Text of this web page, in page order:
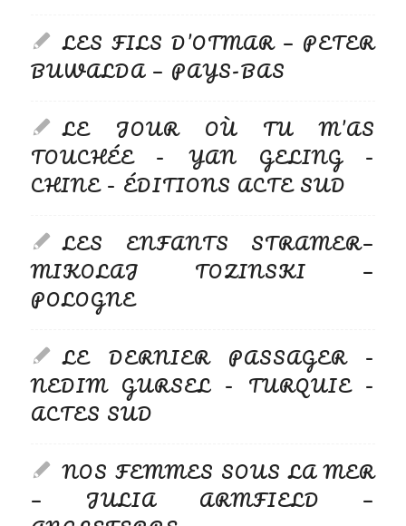
LES FILS D’OTMAR — PETER
BUWALDA — PAYS-BAS
LE JOUR OÙ TU M’AS
TOUCHÉE – YAN GELING –
CHINE – ÉDITIONS ACTE SUD
LES ENFANTS STRAMER—
MIKOLAJ TOZINSKI —
POLOGNE
LE DERNIER PASSAGER –
NEDIM GURSEL – TURQUIE –
ACTES SUD
NOS FEMMES SOUS LA MER
— JULIA ARMFIELD —